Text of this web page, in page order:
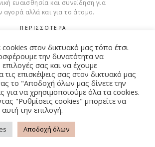
ευαισθησία και συνείδηση για
αγορά αλλά και για το άτομο.
ΠΕΡΙΣΣΟΤΕΡΑ
Cookies
– 2026 . All Rights Reserved. Developed By
iWorx
ΠΟΛΙΤΙΚΉ ΑΠΟΡΡΉΤΟΥ
στον δικτυακό μας τόπο έτσι
την δυνατότητα να
επιλογές σας και να έχουμε
τις επισκέψεις σας στον δικτυακό μας
το "Αποδοχή όλων μας δίνετε την
για να χρησιμοποιούμε όλα τα cookies.
"Ρυθμίσεις cookies" μπορείτε να
αυτή την επιλογή.
Αποδοχή όλων